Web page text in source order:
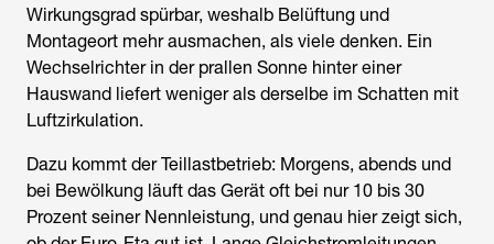
Wirkungsgrad spürbar, weshalb Belüftung und
Montageort mehr ausmachen, als viele denken. Ein
Wechselrichter in der prallen Sonne hinter einer
Hauswand liefert weniger als derselbe im Schatten mit
Luftzirkulation.
Dazu kommt der Teillastbetrieb: Morgens, abends und
bei Bewölkung läuft das Gerät oft bei nur 10 bis 30
Prozent seiner Nennleistung, und genau hier zeigt sich,